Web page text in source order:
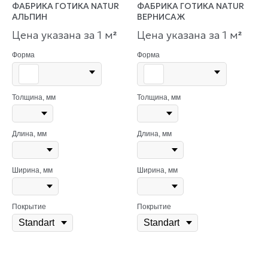
ФАБРИКА ГОТИКА NATUR
АЛЬПИН
Цена указана за 1 м²
Форма
Толщина, мм
Длина, мм
Ширина, мм
Покрытие
ФАБРИКА ГОТИКА NATUR
ВЕРНИСАЖ
Цена указана за 1 м²
Форма
Толщина, мм
Длина, мм
Ширина, мм
Покрытие